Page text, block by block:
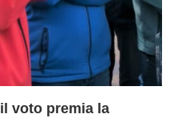
voto premia la